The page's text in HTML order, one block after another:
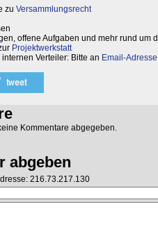
zu Versammlungsrecht
offene Aufgaben und mehr rund um
Projektwerkstatt
Verteiler: Bitte an Email-Adresse
Kommentare abgegeben.
abgeben
216.73.217.130